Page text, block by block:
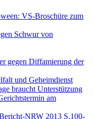
VS-Broschüre zum
Schwur von
gegen Diffamierung der
und Geheimdienst
braucht Unterstützung
am
NRW 2013 S.100-